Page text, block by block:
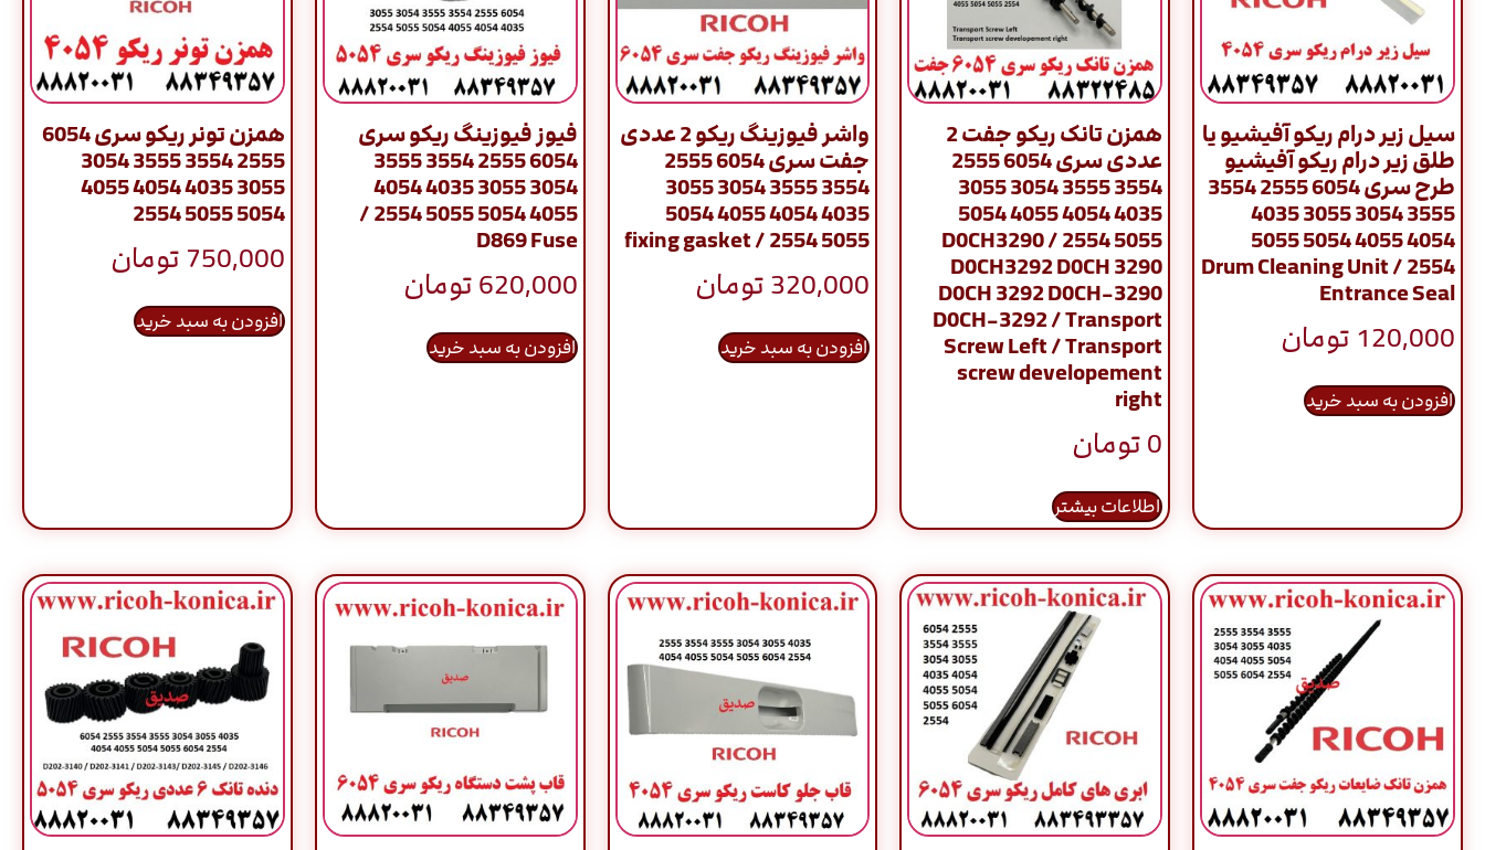
سیل زیر درام ریکو آفیشیو یا
طلق زیر درام ریکو آفیشیو
طرح سری 6054 2555 3554
3555 3054 3055 4035
4054 4055 5054 5055
2554 / Drum Cleaning Unit
Entrance Seal
120,000 تومان
افزودن به سبد خرید
همزن تانک ریکو جفت 2
عددی سری 6054 2555
3554 3555 3054 3055
4035 4054 4055 5054
5055 2554 / D0CH3290
D0CH3292 D0CH 3290
D0CH 3292 D0CH-3290
D0CH-3292 / Transport
Screw Left / Transport
screw developement
right
0تومان
اطلاعات بیشتر
واشر فیوزینگ ریکو 2 عددی
جفت سری 6054 2555
3554 3555 3054 3055
4035 4054 4055 5054
5055 2554 / fixing gasket
320,000تومان
افزودن به سبد خرید
فیوز فیوزینگ ریکو سری
6054 2555 3554 3555
3054 3055 4035 4054
4055 5054 5055 2554 /
D869 Fuse
620,000تومان
افزودن به سبد خرید
همزن تونر ریکو سری 6054
2555 3554 3555 3054
3055 4035 4054 4055
5054 5055 2554
750,000 تومان
افزودن به سبد خرید